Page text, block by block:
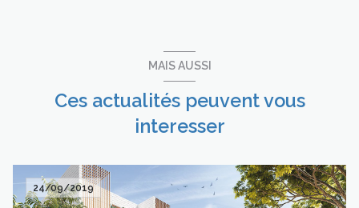
MAIS AUSSI
Ces actualités peuvent vous
interesser
24/09/2019